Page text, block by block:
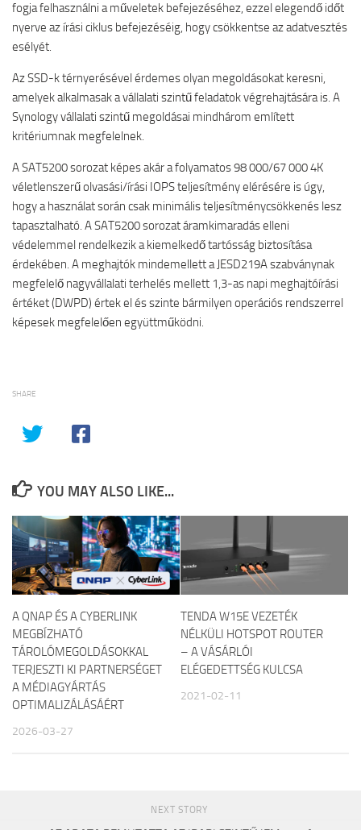
fogja felhasználni a műveletek befejezéséhez, ezzel elegendő időt
nyerve az írási ciklus befejezéséig, hogy csökkentse az adatvesztés
esélyét.
Az SSD-k térnyerésével érdemes olyan megoldásokat keresni,
amelyek alkalmasak a vállalati szintű feladatok végrehajtására is. A
Synology vállalati szintű megoldásai mindhárom említett
kritériumnak megfelelnek.
A SAT5200 sorozat képes akár a folyamatos 98 000/67 000 4K
véletlenszerű olvasási/írási IOPS teljesítmény elérésére is úgy,
hogy a használat során csak minimális teljesítménycsökkenés lesz
tapasztalható. A SAT5200 sorozat áramkimaradás elleni
védelemmel rendelkezik a kiemelkedő tartósság biztosítása
érdekében. A meghajtók mindemellett a JESD219A szabványnak
megfelelő nagyvállalati terhelés mellett 1,3-as napi meghajtóírási
értéket (DWPD) értek el és szinte bármilyen operációs rendszerrel
képesek megfelelően együttműködni.
SHARE
YOU MAY ALSO LIKE...
A QNAP ÉS A CYBERLINK
MEGBÍZHATÓ
TÁROLÓMEGOLDÁSOKKAL
TERJESZTI KI PARTNERSÉGET
A MÉDIAGYÁRTÁS
OPTIMALIZÁLÁSÁÉRT
2026-03-27
TENDA W15E VEZETÉK
NÉLKÜLI HOTSPOT ROUTER
– A VÁSÁRLÓI
ELÉGEDETTSÉG KULCSA
2021-02-11
NEXT STORY